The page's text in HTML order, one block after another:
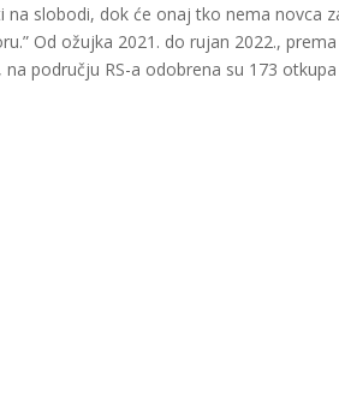
slobodi, dok će onaj tko nema novca
Od ožujka 2021. do rujan 2022.,
području RS-a odobrena su 173